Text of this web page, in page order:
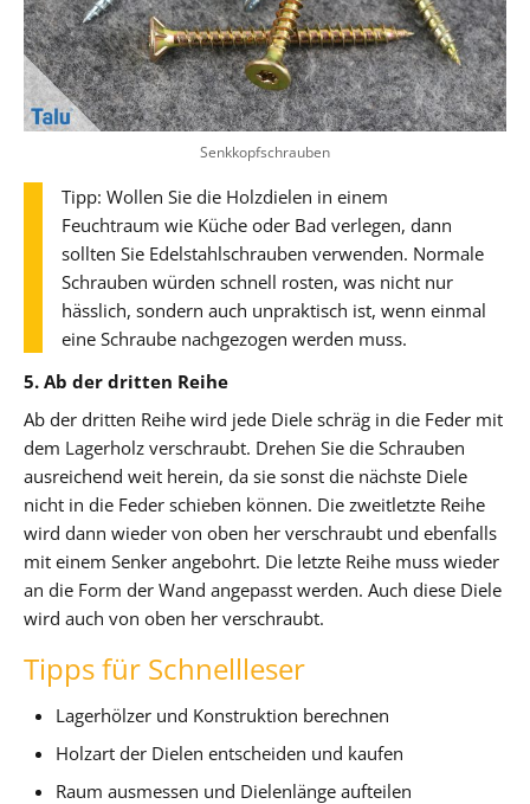
Senkkopfschrauben
Tipp: Wollen Sie die Holzdielen in einem
Feuchtraum wie Küche oder Bad verlegen, dann
sollten Sie Edelstahlschrauben verwenden. Normale
Schrauben würden schnell rosten, was nicht nur
hässlich, sondern auch unpraktisch ist, wenn einmal
eine Schraube nachgezogen werden muss.
5. Ab der dritten Reihe
Ab der dritten Reihe wird jede Diele schräg in die Feder mit
dem Lagerholz verschraubt. Drehen Sie die Schrauben
ausreichend weit herein, da sie sonst die nächste Diele
nicht in die Feder schieben können. Die zweitletzte Reihe
wird dann wieder von oben her verschraubt und ebenfalls
mit einem Senker angebohrt. Die letzte Reihe muss wieder
an die Form der Wand angepasst werden. Auch diese Diele
wird auch von oben her verschraubt.
Tipps für Schnellleser
Lagerhölzer und Konstruktion berechnen
Holzart der Dielen entscheiden und kaufen
Raum ausmessen und Dielenlänge aufteilen